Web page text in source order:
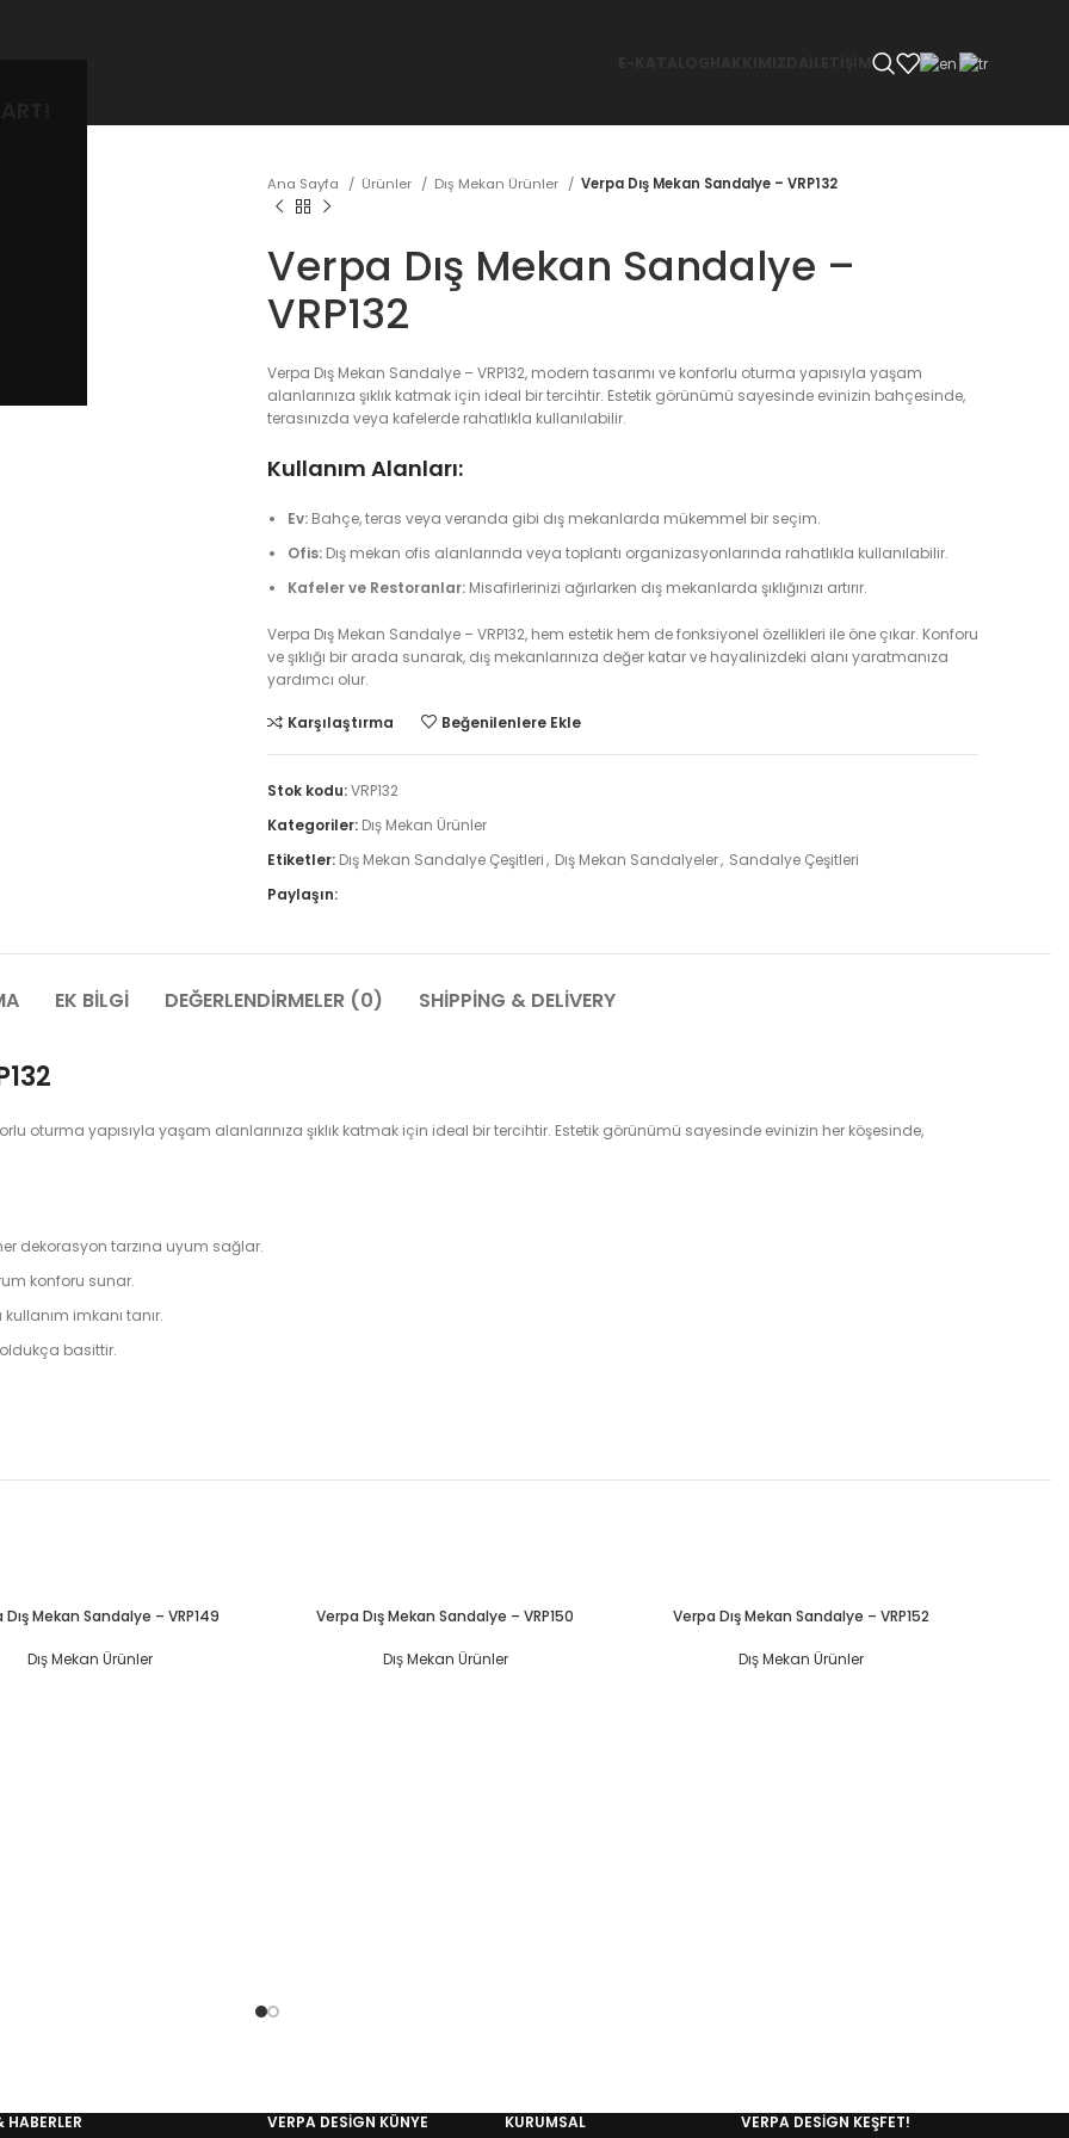
Ana Sayfa Ürünler Dış Mekan Ürünler Verpa Dış Mekan Sandalye – VRP132
Verpa Dış Mekan Sandalye –
VRP132
Verpa Dış Mekan Sandalye – VRP132, modern tasarımı ve konforlu oturma yapısıyla yaşam
alanlarınıza şıklık katmak için ideal bir tercihtir. Estetik görünümü sayesinde evinizin bahçesinde,
terasınızda veya kafelerde rahatlıkla kullanılabilir.
Kullanım Alanları:
Ev: Bahçe, teras veya veranda gibi dış mekanlarda mükemmel bir seçim.
Ofis: Dış mekan ofis alanlarında veya toplantı organizasyonlarında rahatlıkla kullanılabilir.
Kafeler ve Restoranlar: Misafirlerinizi ağırlarken dış mekanlarda şıklığınızı artırır.
Verpa Dış Mekan Sandalye – VRP132, hem estetik hem de fonksiyonel özellikleri ile öne çıkar. Konforu
ve şıklığı bir arada sunarak, dış mekanlarınıza değer katar ve hayalinizdeki alanı yaratmanıza
yardımcı olur.
Karşılaştırma Beğenilenlere Ekle
Stok kodu:VRP132
Kategoriler: Dış Mekan Ürünler
Etiketler: Dış Mekan Sandalye Çeşitleri, Dış Mekan Sandalyeler, Sandalye Çeşitleri
Paylaşın:
EK BILGI DEĞERLENDIRMELER (0) SHIPPING & DELIVERY
oturma yapısıyla yaşam alanlarınıza şıklık katmak için ideal bir tercihtir. Estetik görünümü sayesinde evinizin her köşesinde,
dekorasyon tarzına uyum sağlar.
konforu sunar.
imkanı tanır.
oldukça basittir.
Dış Mekan Sandalye – VRP149
Dış Mekan Ürünler
Verpa Dış Mekan Sandalye – VRP150
Dış Mekan Ürünler
Verpa Dış Mekan Sandalye – VRP152
Dış Mekan Ürünler
VERPA DESIGN KÜNYE KURUMSAL VERPA DESIGN KEŞFET!